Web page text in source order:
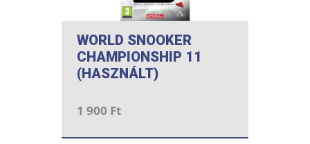
WORLD SNOOKER
CHAMPIONSHIP 11
(HASZNÁLT)
1 900 Ft